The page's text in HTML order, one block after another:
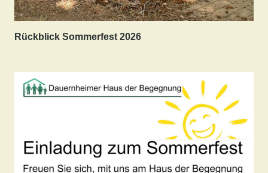
Rückblick Sommerfest 2026